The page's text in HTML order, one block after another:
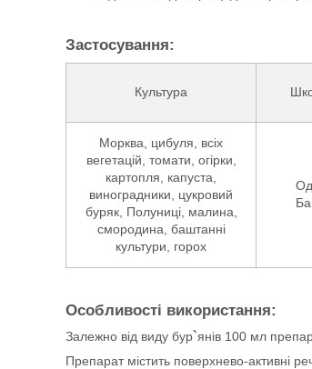
Застосування:
Культура
Морква, цибуля, всіх
вегетацій, томати, огірки,
картопля, капуста,
виноградники, цукровий
буряк, Полуниці, малина,
смородина, баштанні
культури, горох
Особливості використання:
Залежно від виду бур`янів 100 мл
Препарат містить поверхнево-активні